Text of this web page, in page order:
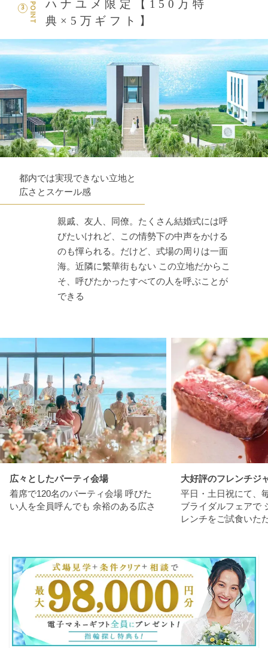
POINT
3
ハナユメ限定【150万特
典×5万ギフト】
都内では実現できない立地と
広さとスケール感
親戚、友人、同僚。たくさん結婚式には呼
びたいけれど、この情勢下の中声をかける
のも憚られる。だけど、式場の周りは一面
海。近隣に繁華街もない この立地だからこ
そ、呼びたかったすべての人を呼ぶことが
できる
広々としたパーティ会場
着席で120名のパーティ会場 呼びた
い人を全員呼んでも 余裕のある広さ
大好評のフレンチジ
平日・土日祝にて、
ブライダルフェアで
レンチをご試食いた